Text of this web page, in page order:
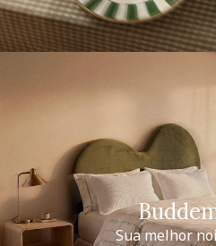
Sua melhor